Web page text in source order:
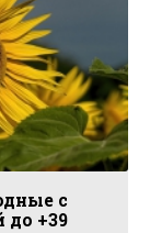
с
до +39